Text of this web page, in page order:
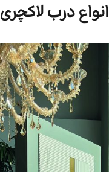
انواع درب لاکچری